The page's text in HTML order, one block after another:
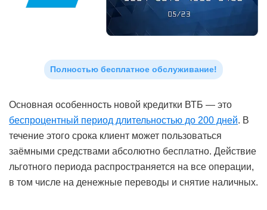
Полностью бесплатное обслуживание!
Основная особенность новой кредитки ВТБ — это
беспроцентный период длительностью до 200 дней. В
течение этого срока клиент может пользоваться
заёмными средствами абсолютно бесплатно. Действие
льготного периода распространяется на все операции,
в том числе на денежные переводы и снятие наличных.